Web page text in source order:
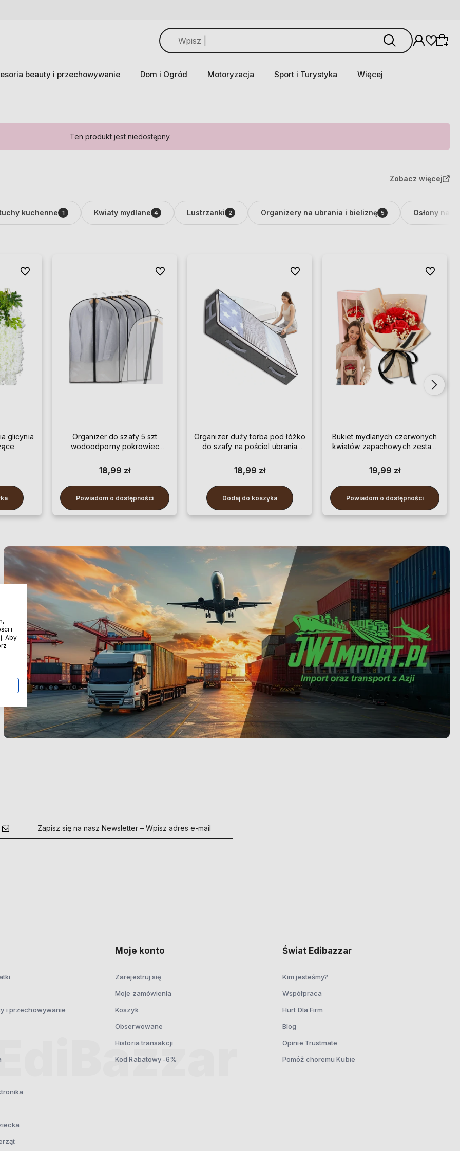
beauty i przechowywanie Dom i Ogród Motoryzacja Sport i Turystyka Więcej
Ten produkt jest niedostępny.
Zobacz więcej
kuchenne 1 Kwiaty mydlane 4 Lustrzanki 2 Organizery na ubrania i bieliznę 5 Osłony na
glicynia
Do ulubionych
Organizer do szafy 5 szt
wodoodporny pokrowiec
100 cm
18,99 zł
Powiadom o dostępności
Do ulubionych
Organizer duży torba pod łóżko
do szafy na pościel ubrania
18,99 zł
Dodaj do koszyka
Do ulubionych
Bukiet mydlanych czerwonych
kwiatów zapachowych zestaw
19,99 zł
Powiadom o dostępności
Do
Zapisz się na nasz Newsletter – Wpisz adres e-mail
i przechowywanie
Moje konto
Zarejestruj się
Moje zamówienia
Koszyk
Obserwowane
Historia transakcji
Kod Rabatowy -6%
Świat Edibazzar
Kim jesteśmy?
Współpraca
Hurt Dla Firm
Blog
Opinie Trustmate
Pomóż choremu Kubie
i
Aby